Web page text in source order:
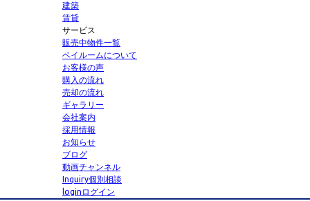
建築
賃貸
サービス
販売中物件一覧
ベイルームについて
お客様の声
購入の流れ
売却の流れ
ギャラリー
会社案内
採用情報
お知らせ
ブログ
動画チャンネル
Inquiry個別相談
login ログイン